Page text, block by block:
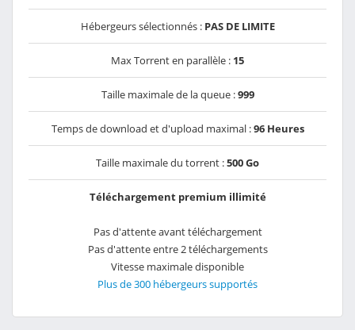
Hébergeurs sélectionnés : PAS DE LIMITE
Max Torrent en parallèle : 15
Taille maximale de la queue :999
Temps de download et d'upload maximal :96 Heures
Taille maximale du torrent :500 Go
Téléchargement premium illimité
Pas d'attente avant téléchargement
Pas d'attente entre 2 téléchargements
Vitesse maximale disponible
Plus de 300 hébergeurs supportés